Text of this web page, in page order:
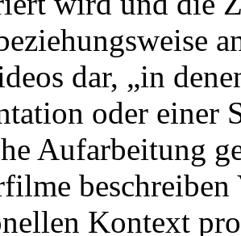
dar, „in
oder einer
Aufarbeitung
Kontext